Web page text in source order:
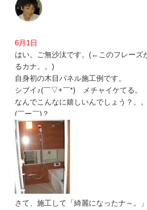
6月1日
はい。ご無沙汰です。(←このフレーズ
るカナ。。)
自身初の木目パネル施工例です。
シブイ♪(￣▽+￣*) メチャイケてる。
なんでこんなに嬉しいんでしょう？。
(￣ー￣)？
さて、施工して「綺麗になったナ～。